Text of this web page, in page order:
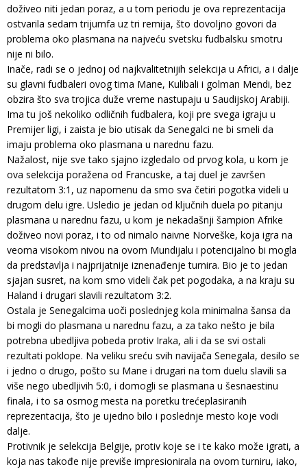
doživeo niti jedan poraz, a u tom periodu je ova reprezentacija
ostvarila sedam trijumfa uz tri remija, što dovoljno govori da
problema oko plasmana na najveću svetsku fudbalsku smotru
nije ni bilo.
Inače, radi se o jednoj od najkvalitetnijih selekcija u Africi, a i dalje
su glavni fudbaleri ovog tima Mane, Kulibali i golman Mendi, bez
obzira što sva trojica duže vreme nastupaju u Saudijskoj Arabiji.
Ima tu još nekoliko odličnih fudbalera, koji pre svega igraju u
Premijer ligi, i zaista je bio utisak da Senegalci ne bi smeli da
imaju problema oko plasmana u narednu fazu.
Nažalost, nije sve tako sjajno izgledalo od prvog kola, u kom je
ova selekcija poražena od Francuske, a taj duel je završen
rezultatom 3:1, uz napomenu da smo sva četiri pogotka videli u
drugom delu igre. Usledio je jedan od ključnih duela po pitanju
plasmana u narednu fazu, u kom je nekadašnji šampion Afrike
doživeo novi poraz, i to od nimalo naivne Norveške, koja igra na
veoma visokom nivou na ovom Mundijalu i potencijalno bi mogla
da predstavlja i najprijatnije iznenađenje turnira. Bio je to jedan
sjajan susret, na kom smo videli čak pet pogodaka, a na kraju su
Haland i drugari slavili rezultatom 3:2.
Ostala je Senegalcima uoči poslednjeg kola minimalna šansa da
bi mogli do plasmana u narednu fazu, a za tako nešto je bila
potrebna ubedljiva pobeda protiv Iraka, ali i da se svi ostali
rezultati poklope. Na veliku sreću svih navijača Senegala, desilo se
i jedno o drugo, pošto su Mane i drugari na tom duelu slavili sa
više nego ubedljivih 5:0, i domogli se plasmana u šesnaestinu
finala, i to sa osmog mesta na poretku trećeplasiranih
reprezentacija, što je ujedno bilo i poslednje mesto koje vodi
dalje.
Protivnik je selekcija Belgije, protiv koje se i te kako može igrati, a
koja nas takođe nije previše impresionirala na ovom turniru, iako,